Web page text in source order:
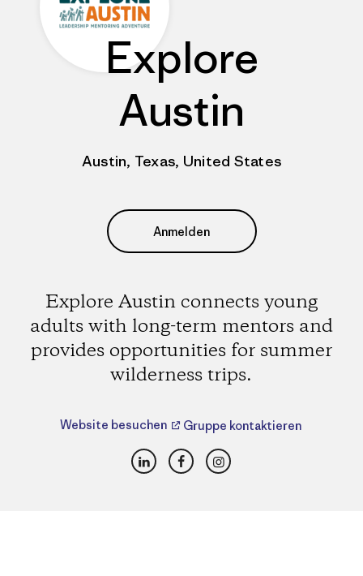
Explore
Austin
Austin, Texas, United States
Anmelden
Explore Austin connects young
adults with long-term mentors and
provides opportunities for summer
wilderness trips.
Website besuchen Gruppe kontaktieren
LinkedInFacebookInstagram